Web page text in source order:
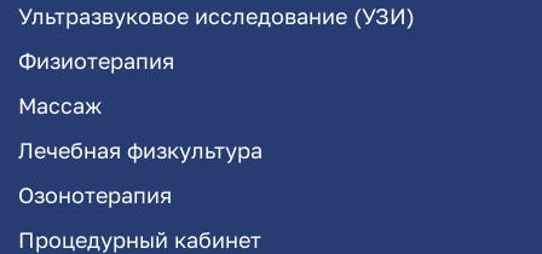
Ультразвуковое исследование (УЗИ)
Физиотерапия
Массаж
Лечебная физкультура
Озонотерапия
Процедурный кабинет